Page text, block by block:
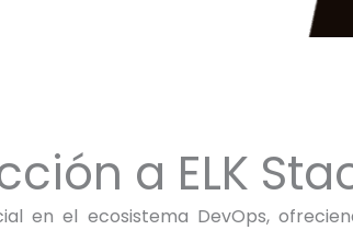
a ELK
en el ecosistema DevOps,